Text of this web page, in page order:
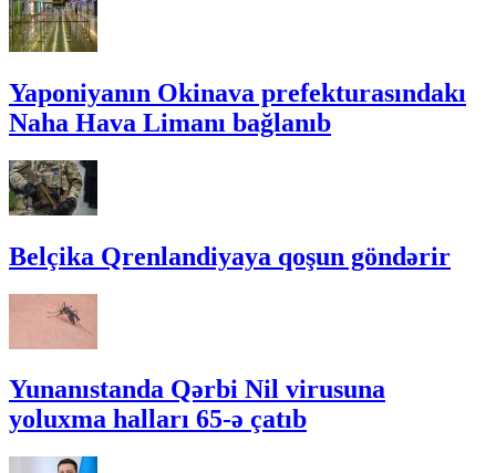
Yaponiyanın Okinava prefekturasındakı
Naha Hava Limanı bağlanıb
Belçika Qrenlandiyaya qoşun göndərir
Yunanıstanda Qərbi Nil virusuna
yoluxma halları 65-ə çatıb